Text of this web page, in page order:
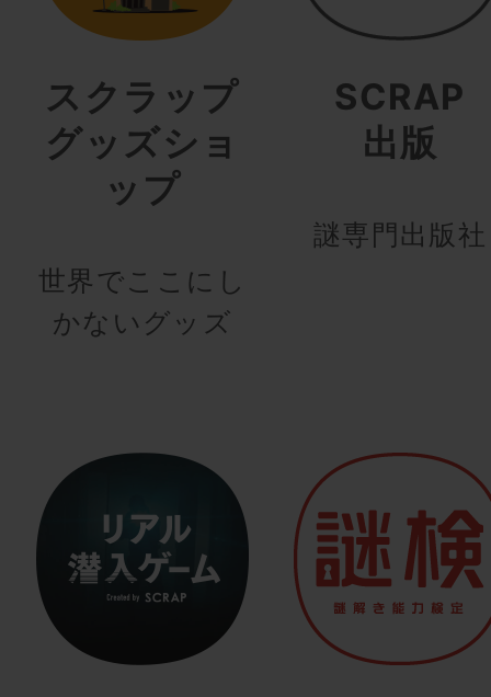
スクラップ
グッズショ
ップ
世界でここにし
かないグッズ
SCRAP
出版
謎専門出版社